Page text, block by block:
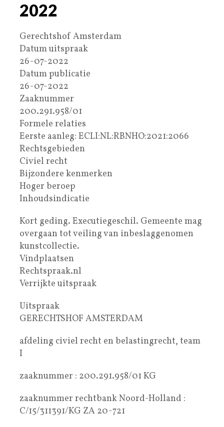
2022
Gerechtshof Amsterdam
Datum uitspraak
26-07-2022
Datum publicatie
26-07-2022
Zaaknummer
200.291.958/01
Formele relaties
Eerste aanleg: ECLI:NL:RBNHO:2021:2066
Rechtsgebieden
Civiel recht
Bijzondere kenmerken
Hoger beroep
Inhoudsindicatie
Kort geding. Executiegeschil. Gemeente mag
overgaan tot veiling van inbeslaggenomen
kunstcollectie.
Vindplaatsen
Rechtspraak.nl
Verrijkte uitspraak
Uitspraak
GERECHTSHOF AMSTERDAM
afdeling civiel recht en belastingrecht, team
I
zaaknummer : 200.291.958/01 KG
zaaknummer rechtbank Noord-Holland :
C/15/311391/KG ZA 20-721